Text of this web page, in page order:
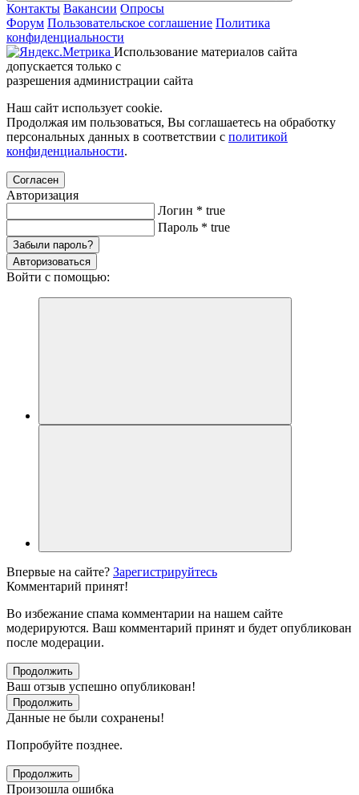
Контакты Вакансии Опросы
Форум Пользовательское соглашение Политика
конфиденциальности
Использование материалов сайта
допускается только с
разрешения администрации сайта
Наш сайт использует cookie.
Продолжая им пользоваться, Вы соглашаетесь на обработку
персональных данных в соответствии с политикой
конфиденциальности.
Согласен
Авторизация
Логин * true
Пароль * true
Забыли пароль?
Авторизоваться
Войти с помощью:
Впервые на сайте? Зарегистрируйтесь
Комментарий принят!
Во избежание спама комментарии на нашем сайте
модерируются. Ваш комментарий принят и будет опубликован
после модерации.
Продолжить
Ваш отзыв успешно опубликован!
Продолжить
Данные не были сохранены!
Попробуйте позднее.
Продолжить
Произошла ошибка